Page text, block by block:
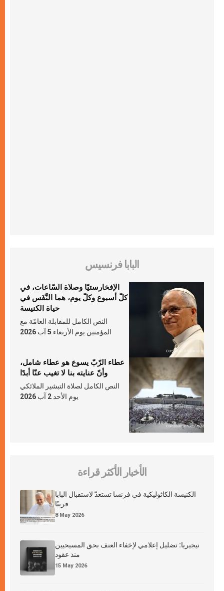
البابا فرنسيس
الإفخارستيّا وصلاة السّاعات، في
كلّ أسبوع وكلّ يوم، هما النَّفَس في
حياة الكنيسة
النص الكامل للمقابلة العامّة مع
المؤمنين يوم الأربعاء 5 آب 2026
عطاء الرّبّ يسوع هو عطاء شامل،
وأنّ عنايته بنا لا تغيب عنّا أبدًا
النص الكامل لصلاة التبشير الملائكي
يوم الأحد 2 آب 2026
الأخبار الأكثر قراءة
الكنيسة الكاثوليكية في فرنسا تستعدّ لاستقبال البابا
قريبًا
8 May 2026
نيجيريا: تضليل إعلامي لإخفاء العنف بحق المسيحيين
منذ عقود
15 May 2026